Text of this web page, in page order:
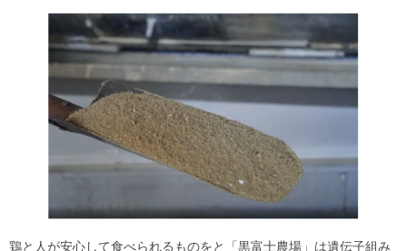
鶏と人が安心して食べられるものをと「黒富士農場」は遺伝子組み